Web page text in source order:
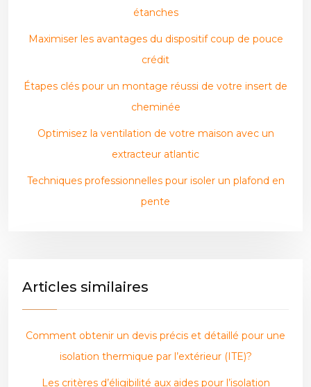
étanches
Maximiser les avantages du dispositif coup de pouce
crédit
Étapes clés pour un montage réussi de votre insert de
cheminée
Optimisez la ventilation de votre maison avec un
extracteur atlantic
Techniques professionnelles pour isoler un plafond en
pente
Articles similaires
Comment obtenir un devis précis et détaillé pour une
isolation thermique par l’extérieur (ITE)?
Les critères d’éligibilité aux aides pour l’isolation